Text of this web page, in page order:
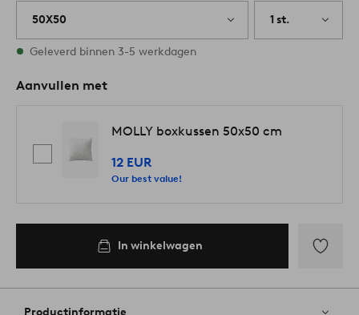
50X50 1 st.
Op voorraad
Geleverd binnen 3-5 werkdagen
Aanvullen met
MOLLY boxkussen 50x50 cm
12 EUR
Our best value!
In winkelwagen
aan
Productinformatie